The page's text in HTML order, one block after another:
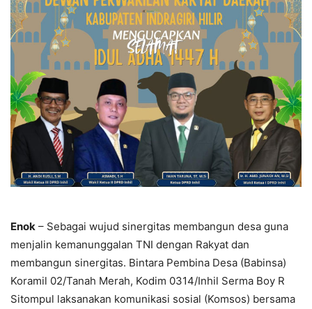
Enok – Sebagai wujud sinergitas membangun desa guna
menjalin kemanunggalan TNI dengan Rakyat dan
membangun sinergitas. Bintara Pembina Desa (Babinsa)
Koramil 02/Tanah Merah, Kodim 0314/Inhil Serma Boy R
Sitompul laksanakan komunikasi sosial (Komsos) bersama